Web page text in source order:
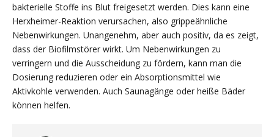
bakterielle Stoffe ins Blut freigesetzt werden. Dies kann eine
Herxheimer-Reaktion verursachen, also grippeähnliche
Nebenwirkungen. Unangenehm, aber auch positiv, da es zeigt,
dass der Biofilmstörer wirkt. Um Nebenwirkungen zu
verringern und die Ausscheidung zu fördern, kann man die
Dosierung reduzieren oder ein Absorptionsmittel wie
Aktivkohle verwenden. Auch Saunagänge oder heiße Bäder
können helfen.